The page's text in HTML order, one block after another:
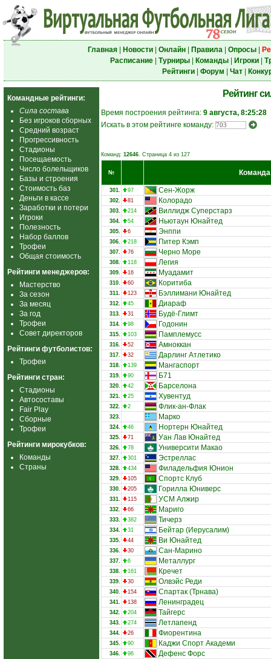
Главная| Новости| Онлайн| Правила| Опросы|
Расписание| Турниры| Команды| Игроки|
Рейтинги| Форум Чат|
Командные рейтинги:
Сила состава
Без игроков сборных
Средний возраст
Прогрессивность
Стадионы
Посещаемость
Число болельщиков
Базы и строения
Стоимость баз
Деньги в кассе
Заработки и потери
Игроки
Полезность
Набор баллов
Трофеи
Общая стоимость
Рейтинги менеджеров:
Мастерство
За сезон
За месяц
За год
Трофеи
Совет директоров
Рейтинги футболистов:
Трофеи
Рейтинги стран:
Стадионы
Автосоставы
Fair Play
Сборные
Трофеи
Рейтинги мирокубков:
Команды
Страны
Рейтинг
Время построения рейтинга: 9 августа, 8:25:28
Искать в этом рейтинге команду:
Команд: 12646. Страница 4 из 127
№ Команда
301. 97 Сен-Жорж
302. 81 Колорадо
303. 214 Виллидж Суперстарз
304. 54 Ньютаун Юнайтед
305. 6 Энппи
306. 218 Питер Кэмп
307. 76 Черно Море
308. 118 Легия
309. 16 Муадамит
310. 60 Коритиба
311. 123 Бэллимани Юнайтед
312. 45 Диараф
313. 31 Будё-Глимт
314. 98 Годонин
315. 103 Памплемусс
316. 52 Амноккан
317. 32 Дарлинг Атлетико
318. 139 Мангаспорт
319. 90 Б71
320. 42 Барселона
321. 25 Хувентуд
322. 2 Флик-ан-Флак
323. Марко
324. 46 Нортерн Юнайтед
325. 71 Уан Лав Юнайтед
326. 78 Университи Макао
327. 301 Эстреллас
328. 434 Филадельфия Юнион
329. 105 Спортс Клуб
330. 205 Горилла Юниверс
331. 115 УСМ Алжир
332. 66 Мариго
333. 382 Тичерз
334. 31 Бейтар (Иерусалим)
335. 44 Ви Юнайтед
336. 30 Сан-Марино
337. 6 Металлург
338. 161 Кречет
339. 30 Олвэйс Реди
340. 154 Спартак (Трнава)
341. 138 Ленинградец
342. 204 Тайгерс
343. 274 Летлапенд
344. 26 Фиорентина
345. 90 Каджи Спорт Академи
346. 96 Дефенс Форс